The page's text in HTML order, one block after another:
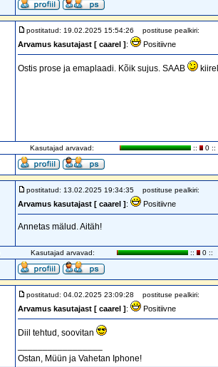
postitatud: 19.02.2025 15:54:26 postituse pealkiri:
Arvamus kasutajast [ caarel ]: Positiivne
Ostis prose ja emaplaadi. Kõik sujus. SAAB
Kasutajad arvavad: :: 0 ::
postitatud: 13.02.2025 19:34:35 postituse pealkiri:
Arvamus kasutajast [ caarel ]: Positiivne
Annetas mälud. Aitäh!
Kasutajad arvavad: :: 0 ::
postitatud: 04.02.2025 23:09:28 postituse pealkiri:
Arvamus kasutajast [ caarel ]: Positiivne
Diil tehtud, soovitan
Ostan, Müün ja Vahetan Iphone!